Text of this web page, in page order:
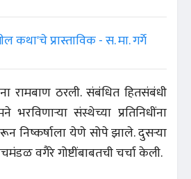
कथा'चे प्रास्ताविक - स. मा. गर्गे
रामबाण ठरली. संबंधित हितसंबंधी
भरविणाऱ्या संस्थेच्या प्रतिनिधींना
निष्कर्षाला येणे सोपे झाले. दुसऱ्या
वगैरे गोष्टींबाबतची चर्चा केली.